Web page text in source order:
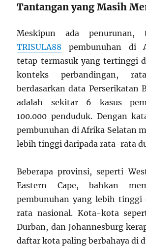
Tantangan yang Masih
Meskipun ada penurunan,
TRISULA88 pembunuhan di
tetap termasuk yang tertinggi
konteks perbandingan,
berdasarkan data Perserikatan
adalah sekitar 6 kasus
100.000 penduduk. Dengan
pembunuhan di Afrika Selatan
lebih tinggi daripada rata-rata
Beberapa provinsi, seperti
Eastern Cape, bahkan
pembunuhan yang lebih tinggi
rata nasional. Kota-kota
Durban, dan Johannesburg
daftar kota paling berbahaya di